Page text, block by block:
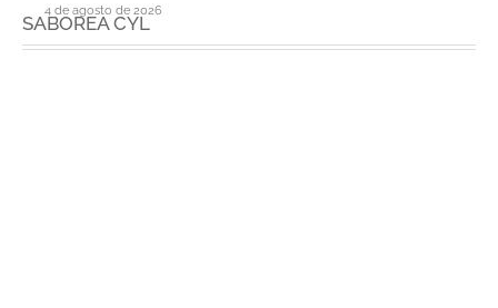
4 de agosto de 2026
SABOREA CYL